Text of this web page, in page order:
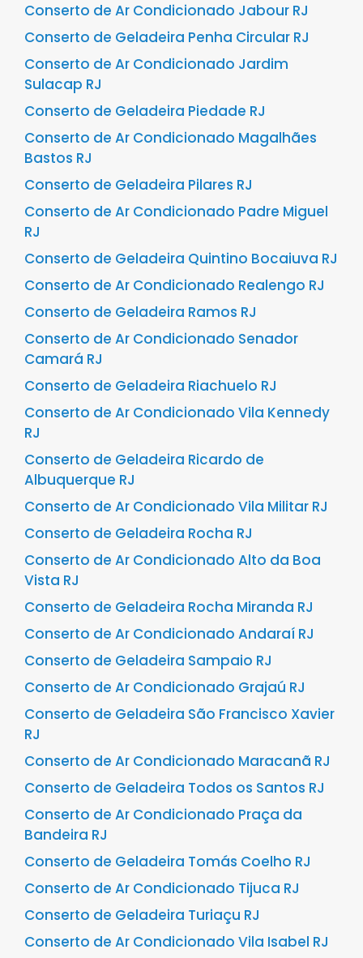
Conserto de Ar Condicionado Jabour RJ
Conserto de Geladeira Penha Circular RJ
Conserto de Ar Condicionado Jardim
Sulacap RJ
Conserto de Geladeira Piedade RJ
Conserto de Ar Condicionado Magalhães
Bastos RJ
Conserto de Geladeira Pilares RJ
Conserto de Ar Condicionado Padre Miguel
RJ
Conserto de Geladeira Quintino Bocaiuva RJ
Conserto de Ar Condicionado Realengo RJ
Conserto de Geladeira Ramos RJ
Conserto de Ar Condicionado Senador
Camará RJ
Conserto de Geladeira Riachuelo RJ
Conserto de Ar Condicionado Vila Kennedy
RJ
Conserto de Geladeira Ricardo de
Albuquerque RJ
Conserto de Ar Condicionado Vila Militar RJ
Conserto de Geladeira Rocha RJ
Conserto de Ar Condicionado Alto da Boa
Vista RJ
Conserto de Geladeira Rocha Miranda RJ
Conserto de Ar Condicionado Andaraí RJ
Conserto de Geladeira Sampaio RJ
Conserto de Ar Condicionado Grajaú RJ
Conserto de Geladeira São Francisco Xavier
RJ
Conserto de Ar Condicionado Maracanã RJ
Conserto de Geladeira Todos os Santos RJ
Conserto de Ar Condicionado Praça da
Bandeira RJ
Conserto de Geladeira Tomás Coelho RJ
Conserto de Ar Condicionado Tijuca RJ
Conserto de Geladeira Turiaçu RJ
Conserto de Ar Condicionado Vila Isabel RJ